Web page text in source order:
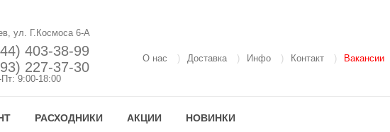
ул. Г.Космоса 6-А
403-38-99
227-37-30
Пт: 9:00-18:00
О нас Доставка Инфо Контакт Вакансии
РАСХОДНИКИ АКЦИИ НОВИНКИ